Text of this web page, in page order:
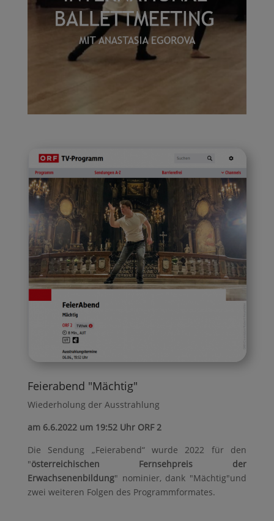
Feierabend "Mächtig"
Wiederholung der Ausstrahlung
am 6.6.2022 um 19:52 Uhr ORF 2
Die Sendung „Feierabend“ wurde 2022 für den
"österreichischen Fernsehpreis der
Erwachsenenbildung" nominier, dank "Mächtig"und
zwei weiteren Folgen des Programmformates.